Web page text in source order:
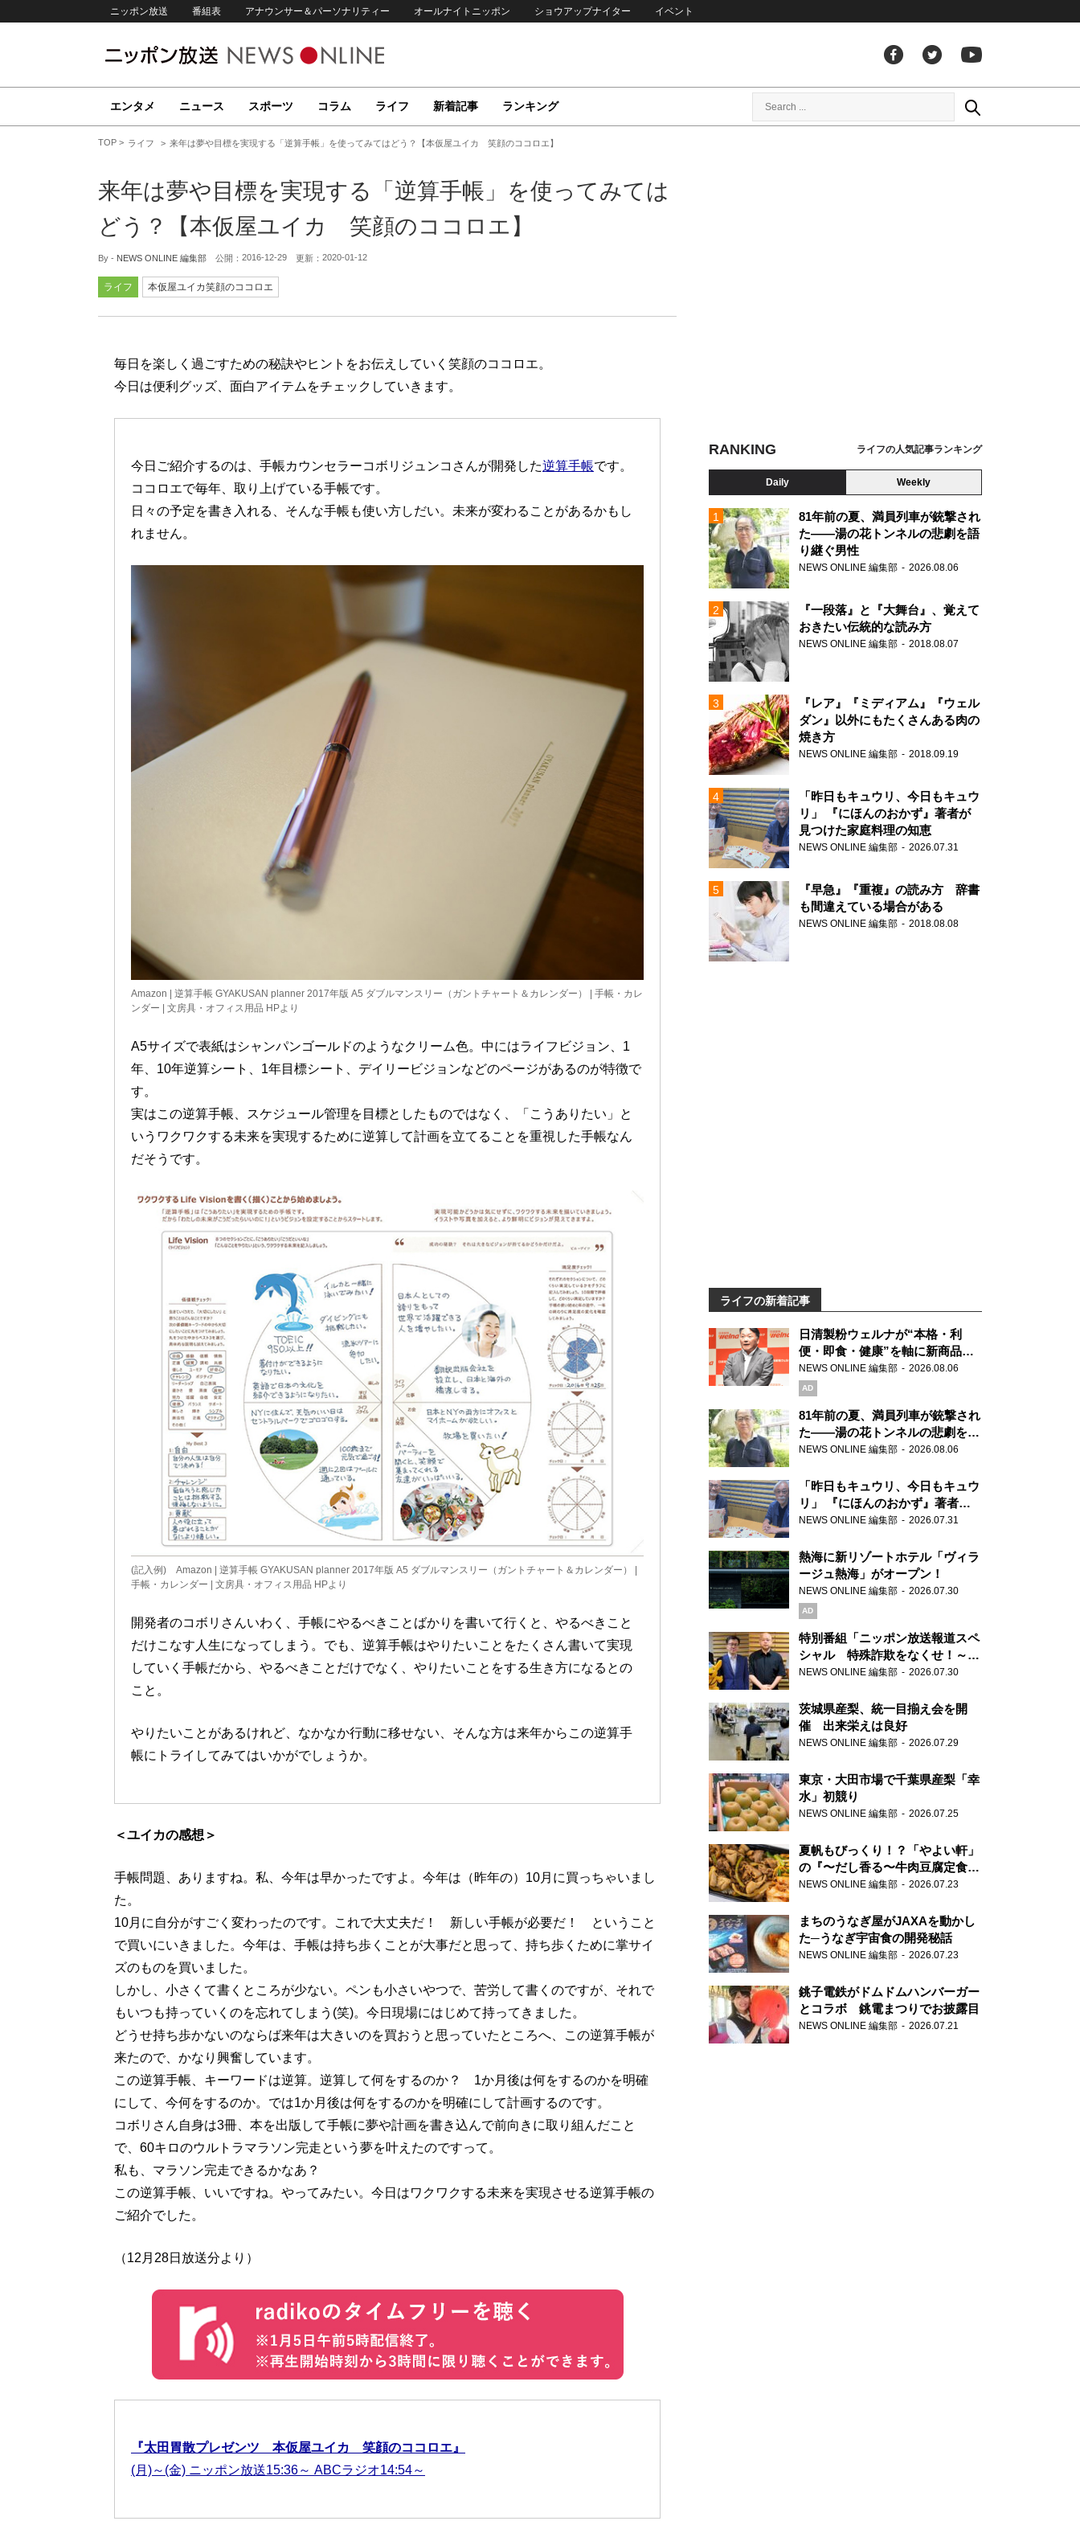
ニッポン放送 番組表 アナウンサー＆パーソナリティー オールナイトニッポン ショウアップナイター イベント
エンタメ ニュース スポーツ コラム ライフ 新着記事 ランキング
TOP ライフ 来年は夢や目標を実現する「逆算手帳」を使ってみてはどう？【本仮屋ユイカ 笑顔のココロエ】
来年は夢や目標を実現する「逆算手帳」を使ってみては
どう？【本仮屋ユイカ 笑顔のココロエ】
By - NEWS ONLINE 編集部 公開： 2016-12-29 更新： 2020-01-12
ライフ 本仮屋ユイカ笑顔のココロエ
毎日を楽しく過ごすための秘訣やヒントをお伝えしていく笑顔のココロエ。
今日は便利グッズ、面白アイテムをチェックしていきます。
今日ご紹介するのは、手帳カウンセラーコボリジュンコさんが開発した逆算手帳です。
ココロエで毎年、取り上げている手帳です。
日々の予定を書き入れる、そんな手帳も使い方しだい。未来が変わることがあるかもし
れません。
Amazon | 逆算手帳 GYAKUSAN planner 2017年版 A5 ダブルマンスリー（ガントチャート＆カレンダー） | 手帳・カレ
ンダー | 文房具・オフィス用品 HPより
A5サイズで表紙はシャンパンゴールドのようなクリーム色。中にはライフビジョン、1
年、10年逆算シート、1年目標シート、デイリービジョンなどのページがあるのが特徴で
す。
実はこの逆算手帳、スケジュール管理を目標としたものではなく、「こうありたい」と
いうワクワクする未来を実現するために逆算して計画を立てることを重視した手帳なん
だそうです。
(記入例) Amazon | 逆算手帳 GYAKUSAN planner 2017年版 A5 ダブルマンスリー（ガントチャート＆カレンダー） |
手帳・カレンダー | 文房具・オフィス用品 HPより
開発者のコボリさんいわく、手帳にやるべきことばかりを書いて行くと、やるべきこと
だけこなす人生になってしまう。でも、逆算手帳はやりたいことをたくさん書いて実現
していく手帳だから、やるべきことだけでなく、やりたいことをする生き方になるとの
こと。
やりたいことがあるけれど、なかなか行動に移せない、そんな方は来年からこの逆算手
帳にトライしてみてはいかがでしょうか。
＜ユイカの感想＞
手帳問題、ありますね。私、今年は早かったですよ。今年は（昨年の）10月に買っちゃいまし
た。
10月に自分がすごく変わったのです。これで大丈夫だ！ 新しい手帳が必要だ！ ということ
で買いにいきました。今年は、手帳は持ち歩くことが大事だと思って、持ち歩くために掌サイ
ズのものを買いました。
しかし、小さくて書くところが少ない。ペンも小さいやつで、苦労して書くのですが、それで
もいつも持っていくのを忘れてしまう(笑)。今日現場にはじめて持ってきました。
どうせ持ち歩かないのならば来年は大きいのを買おうと思っていたところへ、この逆算手帳が
来たので、かなり興奮しています。
この逆算手帳、キーワードは逆算。逆算して何をするのか？ 1か月後は何をするのかを明確
にして、今何をするのか。では1か月後は何をするのかを明確にして計画するのです。
コボリさん自身は3冊、本を出版して手帳に夢や計画を書き込んで前向きに取り組んだこと
で、60キロのウルトラマラソン完走という夢を叶えたのですって。
私も、マラソン完走できるかなあ？
この逆算手帳、いいですね。やってみたい。今日はワクワクする未来を実現させる逆算手帳の
ご紹介でした。
（12月28日放送分より）
『太田胃散プレゼンツ 本仮屋ユイカ 笑顔のココロエ』
(月)～(金) ニッポン放送15:36～ ABCラジオ14:54～
RANKING ライフの人気記事ランキング
Daily Weekly
81年前の夏、満員列車が銃撃され
た――湯の花トンネルの悲劇を語
り継ぐ男性
NEWS ONLINE 編集部 2026.08.06
『一段落』と『大舞台』、覚えて
おきたい伝統的な読み方
NEWS ONLINE 編集部 2018.08.07
『レア』『ミディアム』『ウェル
ダン』以外にもたくさんある肉の
焼き方
NEWS ONLINE 編集部 2018.09.19
「昨日もキュウリ、今日もキュウ
リ」 『にほんのおかず』著者が
見つけた家庭料理の知恵
NEWS ONLINE 編集部 2026.07.31
『早急』『重複』の読み方 辞書
も間違えている場合がある
NEWS ONLINE 編集部 2018.08.08
ライフの新着記事
日清製粉ウェルナが“本格・利
便・即食・健康”を軸に新商品を
展開 「マ・マー」「青の洞窟」
ブランドを強化
NEWS ONLINE 編集部 2026.08.06
AD
81年前の夏、満員列車が銃撃され
た――湯の花トンネルの悲劇を語
り継ぐ男性
NEWS ONLINE 編集部 2026.08.06
「昨日もキュウリ、今日もキュウ
リ」 『にほんのおかず』著者が
見つけた家庭料理の知恵
NEWS ONLINE 編集部 2026.07.31
熱海に新リゾートホテル「ヴィラ
ージュ熱海」がオープン！
NEWS ONLINE 編集部 2026.07.30
AD
特別番組「ニッポン放送報道スペ
シャル 特殊詐欺をなくせ！～被
害者・加害者・警視庁が語るトク
NEWS ONLINE 編集部 2026.07.30
茨城県産梨、統一目揃え会を開
催 出来栄えは良好
NEWS ONLINE 編集部 2026.07.29
東京・大田市場で千葉県産梨「幸
水」初競り
NEWS ONLINE 編集部 2026.07.25
夏帆もびっくり！？「やよい軒」
の『〜だし香る〜牛肉豆腐定食』
が香り高すぎる
NEWS ONLINE 編集部 2026.07.23
まちのうなぎ屋がJAXAを動かし
た─うなぎ宇宙食の開発秘話
NEWS ONLINE 編集部 2026.07.23
銚子電鉄がドムドムハンバーガー
とコラボ 銚電まつりでお披露目
NEWS ONLINE 編集部 2026.07.21